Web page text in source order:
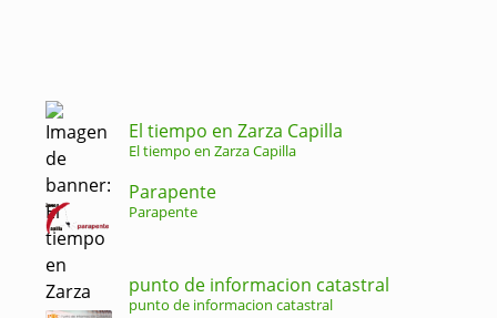
El tiempo en Zarza Capilla
El tiempo en Zarza Capilla
Parapente
Parapente
punto de informacion catastral
punto de informacion catastral